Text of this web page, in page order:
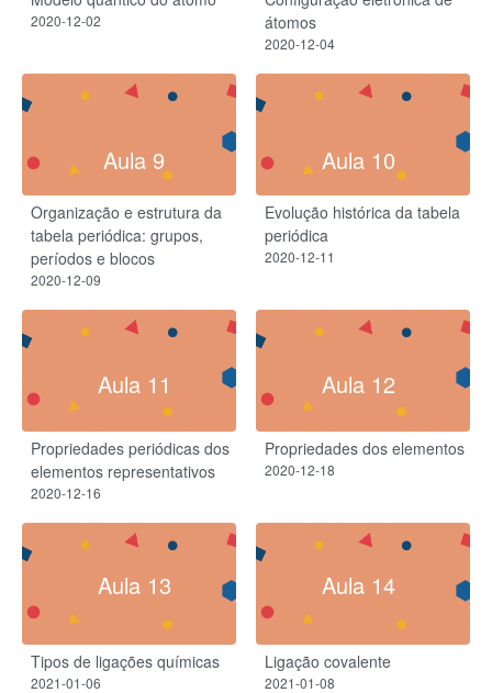
2020-12-02
átomos
2020-12-04
Aula 9
Organização e estrutura da
tabela periódica: grupos,
períodos e blocos
2020-12-09
Aula 10
Evolução histórica da tabela
periódica
2020-12-11
Aula 11
Propriedades periódicas dos
elementos representativos
2020-12-16
Aula 12
Propriedades dos elementos
2020-12-18
Aula 13
Tipos de ligações químicas
2021-01-06
Aula 14
Ligação covalente
2021-01-08